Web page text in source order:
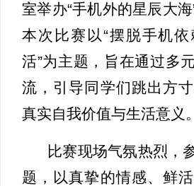
室举办“手机外的星辰大海
本次比赛以“摆脱手机
活”为主题，旨在通过多
流，引导同学们跳出方
真实自我价值与生活意义。
比赛现场气氛热烈，
题，以真挚的情感、鲜